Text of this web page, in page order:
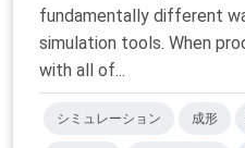
fundamentally different
simulation tools. When
with all of...
シミュレーション 成形